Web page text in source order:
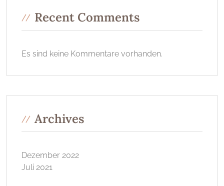
Recent Comments
Es sind keine Kommentare vorhanden.
Archives
Dezember 2022
Juli 2021